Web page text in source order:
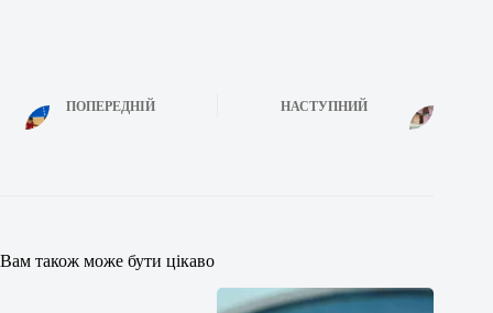
ПОПЕРЕДНІЙ НАСТУПНИЙ
Вам також може бути цікаво